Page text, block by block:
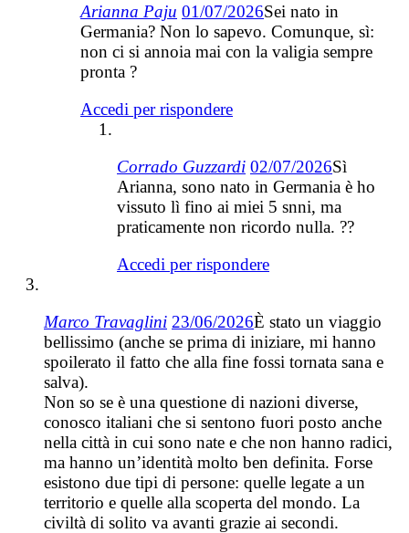
Arianna Paju 01/07/2026Sei nato in
Germania? Non lo sapevo. Comunque, sì:
non ci si annoia mai con la valigia sempre
pronta ?
Accedi per rispondere
Corrado Guzzardi 02/07/2026Sì
Arianna, sono nato in Germania è ho
vissuto lì fino ai miei 5 snni, ma
praticamente non ricordo nulla. ??
Accedi per rispondere
Marco Travaglini 23/06/2026È stato un viaggio
bellissimo (anche se prima di iniziare, mi hanno
spoilerato il fatto che alla fine fossi tornata sana e
salva).
Non so se è una questione di nazioni diverse,
conosco italiani che si sentono fuori posto anche
nella città in cui sono nate e che non hanno radici,
ma hanno un’identità molto ben definita. Forse
esistono due tipi di persone: quelle legate a un
territorio e quelle alla scoperta del mondo. La
civiltà di solito va avanti grazie ai secondi.